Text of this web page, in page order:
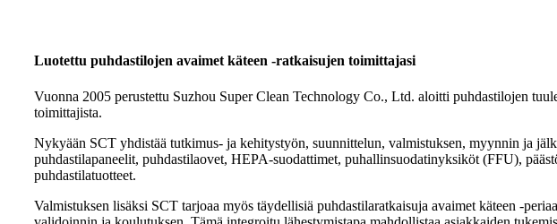
Luotettu puhdastilojen avaimet käteen -ratkaisujen toimittajasi
Vuonna 2005 perustettu Suzhou Super Clean Technology Co., Ltd. aloitti puhdastilojen
toimittajista.
Nykyään SCT yhdistää tutkimus- ja kehitystyön, suunnittelun, valmistuksen, myynnin ja
puhdastilapaneelit, puhdastilaovet, HEPA-suodattimet, puhallinsuodatinyksiköt (FFU),
puhdastilatuotteet.
Valmistuksen lisäksi SCT tarjoaa myös täydellisiä puhdastilaratkaisuja avaimet käteen -